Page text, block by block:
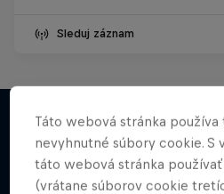
Sleduj záznam
Viac
Táto webová stránka
nevyhnutné súbory cookie. S
táto webová stránka
(vrátane súborov cookie